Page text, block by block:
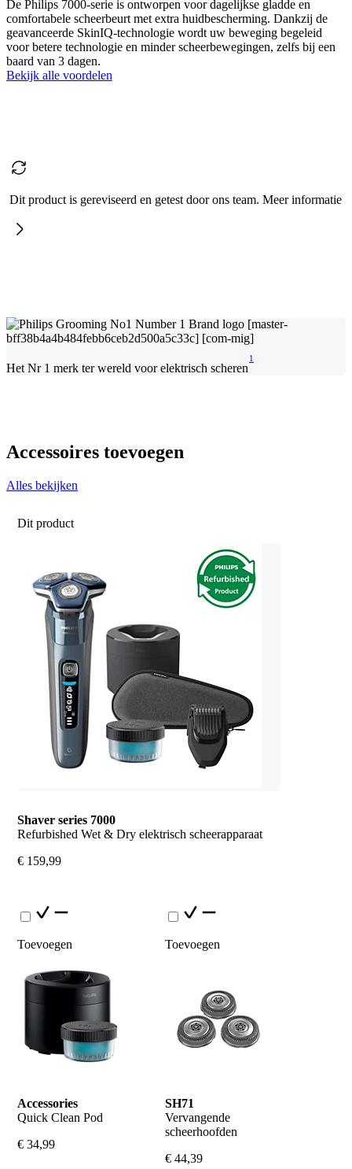
De Philips 7000-serie is ontworpen voor dagelijkse gladde en
comfortabele scheerbeurt met extra huidbescherming. Dankzij de
geavanceerde SkinIQ-technologie wordt uw beweging begeleid
voor betere technologie en minder scheerbewegingen, zelfs bij een
baard van 3 dagen.
Bekijk alle voordelen
Dit product is gereviseerd en getest door ons team. Meer informatie
Het Nr 1 merk ter wereld voor elektrisch scheren
1
Accessoires toevoegen
Alles bekijken
Dit product
Shaver series 7000
Refurbished Wet & Dry elektrisch scheerapparaat
€ 159,99
Toevoegen
Accessories
Quick Clean Pod
€ 34,99
Toevoegen
SH71
Vervangende
scheerhoofden
€ 44,39